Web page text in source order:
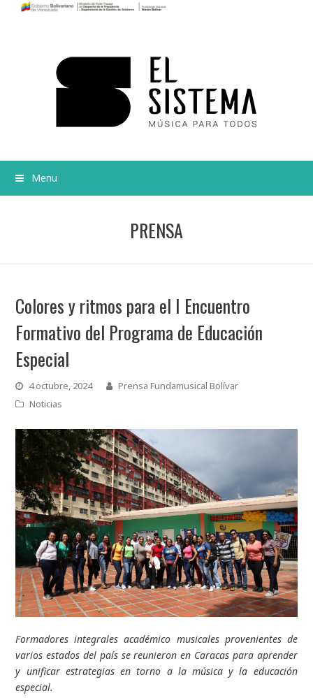
Menu
PRENSA
Colores y ritmos para el I Encuentro
Formativo del Programa de Educación
Especial
4 octubre, 2024
Prensa Fundamusical Bolívar
Noticias
Formadores integrales académico musicales provenientes de
varios estados del país se reunieron en Caracas para aprender
y unificar estrategias en torno a la música y la educación
especial.